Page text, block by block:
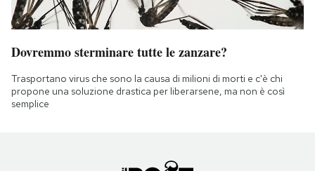
Dovremmo sterminare tutte le zanzare?
Trasportano virus che sono la causa di milioni di morti e c'è chi
propone una soluzione drastica per liberarsene, ma non è così
semplice